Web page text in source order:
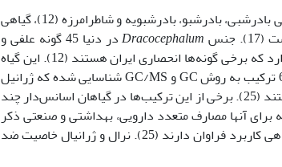
L. و نامهای فارسی بادرشبی، بادرشبو، بادرشبویه و شاطرامرزه (12)، گیاهی
Dracocephalum
در دنیا 45 گونه علفی و
درختچه‌ای (20) و در ایران 8 گونه گیاه علفی یکساله و چند ساله معطر دارد که برخی گونه‌ها انحصاری ایران هستند (12). این گیاه
دارای گلهای شهدآور و اندام هوایی اسانس‌دار است (11). در این گیاه 66 ترکیب به روش GC و GC/MS شناسایی شده که ژرانیل
استات، ژرانیال، ژرانیول و نرال اصلی‌ترین ترکیبهای شناخته شده آن هستند (25). برخی از این ترکیب‌ها در گیاهان اسانس‌دار چند
که برای آنها مصارف متعدد دارویی، بهداشتی و صنعتی ذکر
شده است (22). ترکیبهای معطر در طعم‌دهندگی و فرآوری انواع چای گیاهی کاربرد فراوان دارند (25). نرال و ژرانیال خاصیت ضد